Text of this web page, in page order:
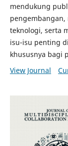
mendukung
pengembangan,
teknologi, serta
isu-isu penting
khususnya bagi
View Journal